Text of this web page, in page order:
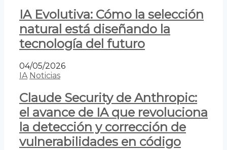
IA Evolutiva: Cómo la selección
natural está diseñando la
tecnología del futuro
04/05/2026
IA Noticias
Claude Security de Anthropic:
el avance de IA que revoluciona
la detección y corrección de
vulnerabilidades en código